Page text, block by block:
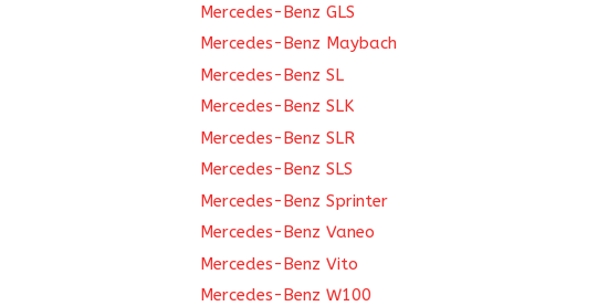
Mercedes-Benz GLS
Mercedes-Benz Maybach
Mercedes-Benz SL
Mercedes-Benz SLK
Mercedes-Benz SLR
Mercedes-Benz SLS
Mercedes-Benz Sprinter
Mercedes-Benz Vaneo
Mercedes-Benz Vito
Mercedes-Benz W100